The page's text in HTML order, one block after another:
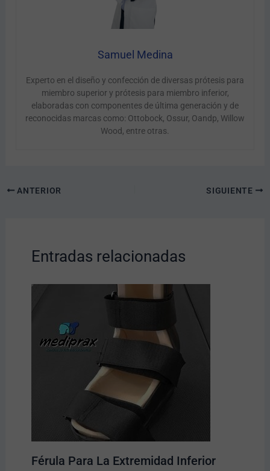
Samuel Medina
Experto en el diseño y confección de diversas prótesis para
miembro superior y prótesis para miembro inferior,
elaboradas con componentes de última generación y de
reconocidas marcas como: Ottobock, Ossur, Oandp, Willow
Wood, entre otras.
ANTERIOR SIGUIENTE
Entradas relacionadas
Férula Para La Extremidad Inferior